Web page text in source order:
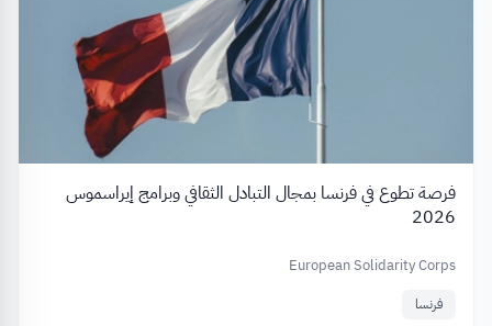
فرصة تطوع في فرنسا بمجال التبادل الثقافي وبرامج إيراسموس
2026
European Solidarity Corps
فرنسا